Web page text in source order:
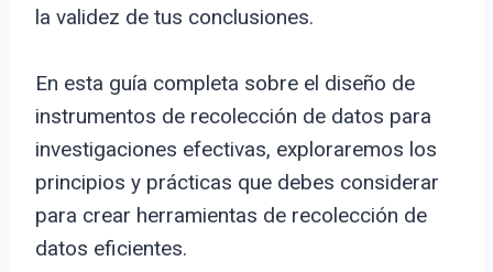
la validez de tus conclusiones.
En esta guía completa sobre el diseño de
instrumentos de recolección de datos para
investigaciones efectivas, exploraremos los
principios y prácticas que debes considerar
para crear herramientas de recolección de
datos eficientes.